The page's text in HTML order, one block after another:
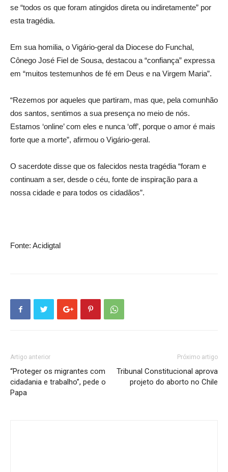
se “todos os que foram atingidos direta ou indiretamente” por
esta tragédia.
Em sua homilia, o Vigário-geral da Diocese do Funchal,
Cônego José Fiel de Sousa, destacou a “confiança” expressa
em “muitos testemunhos de fé em Deus e na Virgem Maria”.
“Rezemos por aqueles que partiram, mas que, pela comunhão
dos santos, sentimos a sua presença no meio de nós.
Estamos ‘online’ com eles e nunca ‘off’, porque o amor é mais
forte que a morte”, afirmou o Vigário-geral.
O sacerdote disse que os falecidos nesta tragédia “foram e
continuam a ser, desde o céu, fonte de inspiração para a
nossa cidade e para todos os cidadãos”.
Fonte: Acidigtal
Artigo anterior
“Proteger os migrantes com
cidadania e trabalho”, pede o
Papa
Próximo artigo
Tribunal Constitucional aprova
projeto do aborto no Chile